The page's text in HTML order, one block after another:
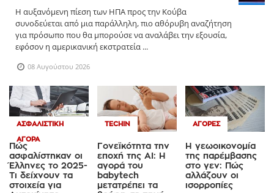
Η αυξανόμενη πίεση των ΗΠΑ προς την Κούβα
συνοδεύεται από μια παράλληλη, πιο αθόρυβη αναζήτηση
για πρόσωπο που θα μπορούσε να αναλάβει την εξουσία,
εφόσον η αμερικανική εκστρατεία ...
08 Αυγούστου 2026
ΑΣΦΑΛΙΣΤΙΚΉ
ΑΓΟΡΆ
Πώς
ασφαλίστηκαν οι
Έλληνες το 2025-
Τι δείχνουν τα
στοιχεία για
TECHIN
Γονεϊκότητα την
εποχή της AI: Η
αγορά του
babytech
μετατρέπει τα
ΑΓΟΡΈΣ
Η γεωοικονομία
της παρέμβασης
στο γεν: Πώς
αλλάζουν οι
ισορροπίες